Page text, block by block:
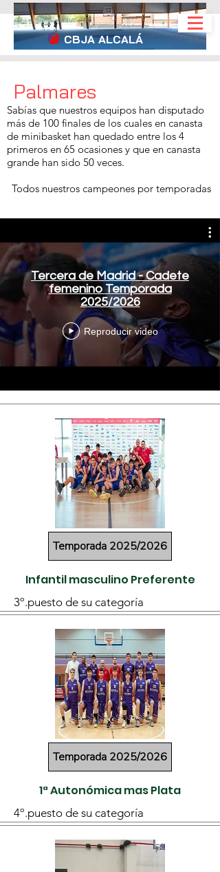
CBJA ALCALÁ
Palmares
Sabías que nuestros equipos han disputado
más de 100 finales de los cuales en canasta
de minibasket han quedado entre los 4
primeros en 65 ocasiones y que en canasta
grande han sido 50 veces.
Todos nuestros campeones por temporadas
Tercera de Madrid - Cadete
femenino Temporada
2025/2026
Reproducir video
Temporada 2025/2026
Infantil masculino Preferente
3º.puesto de su categoría
Temporada 2025/2026
1ª Autonómica mas Plata
4º.puesto de su categoría